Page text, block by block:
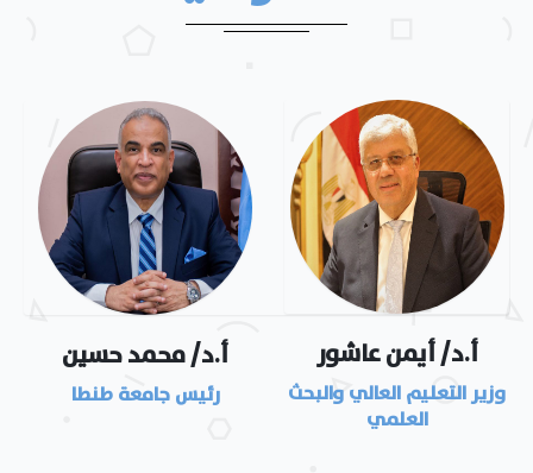
المؤتمر العلمي الدولي الثالث
المؤتمر العلمي الدولي الرابع
أ.د/ أيمن عاشور
وزير التعليم العالي والبحث
العلمي
أ.د/ محمد حسين
رئيس جامعة طنطا